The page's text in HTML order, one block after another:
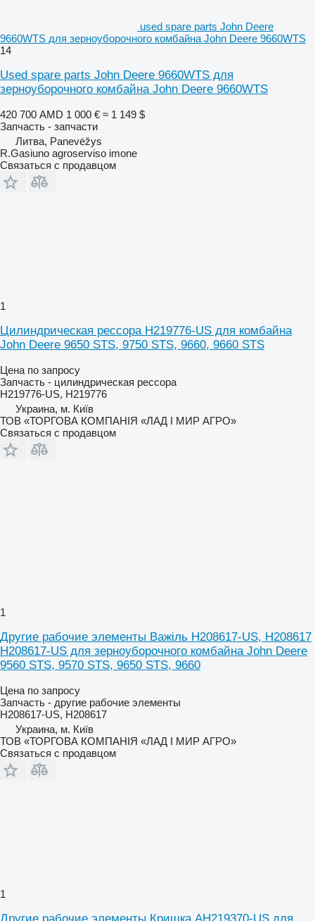
used spare parts John Deere
9660WTS для зерноуборочного комбайна John Deere 9660WTS
14
Used spare parts John Deere 9660WTS для
зерноуборочного комбайна John Deere 9660WTS
420 700 AMD 1 000 € ≈ 1 149 $
Запчасть - запчасти
Литва, Panevėžys
R.Gasiuno agroserviso imone
Связаться с продавцом
1
Цилиндрическая рессора H219776-US для комбайна
John Deere 9650 STS, 9750 STS, 9660, 9660 STS
Цена по запросу
Запчасть - цилиндрическая рессора
H219776-US, H219776
Украина, м. Київ
ТОВ «ТОРГОВА КОМПАНІЯ «ЛАД І МИР АГРО»
Связаться с продавцом
1
Другие рабочие элементы Важіль H208617-US, H208617
H208617-US для зерноуборочного комбайна John Deere
9560 STS, 9570 STS, 9650 STS, 9660
Цена по запросу
Запчасть - другие рабочие элементы
H208617-US, H208617
Украина, м. Київ
ТОВ «ТОРГОВА КОМПАНІЯ «ЛАД І МИР АГРО»
Связаться с продавцом
1
Другие рабочие элементы Кришка AH219370-US для